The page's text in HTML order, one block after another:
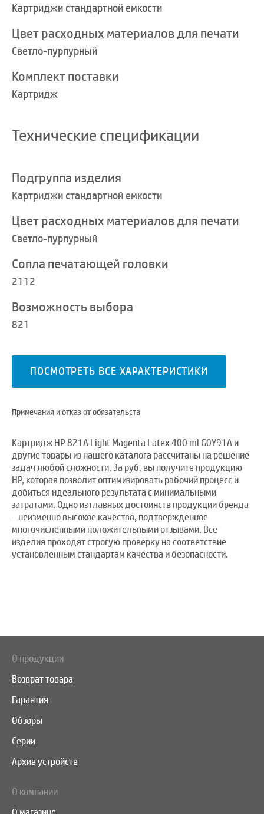
Картриджи стандартной емкости
Цвет расходных материалов для печати
Светло-пурпурный
Комплект поставки
Картридж
Технические спецификации
Подгруппа изделия
Картриджи стандартной емкости
Цвет расходных материалов для печати
Светло-пурпурный
Сопла печатающей головки
2112
Возможность выбора
821
ПОСМОТРЕТЬ ВСЕ ХАРАКТЕРИСТИКИ
Примечания и отказ от обязательств
Картридж HP 821A Light Magenta Latex 400 ml G0Y91A и
другие товары из нашего каталога рассчитаны на решение
задач любой сложности. За руб. вы получите продукцию
HP, которая позволит оптимизировать рабочий процесс и
добиться идеального результата с минимальными
затратами. Одно из главных достоинств продукции бренда
– неизменно высокое качество, подтвержденное
многочисленными положительными отзывами. Все
изделия проходят строгую проверку на соответствие
установленным стандартам качества и безопасности.
О продукции
Возврат товара
Гарантия
Обзоры
Серии
Архив устройств
О компании